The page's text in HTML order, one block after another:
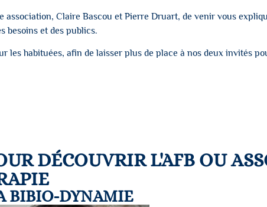
Claire Bascou et Pierre Druart, de venir vous
besoins et des publics.
les habituées, afin de laisser plus de place à nos deux invités
DÉCOUVRIR L'AFB OU
BIBIO-DYNAMIE